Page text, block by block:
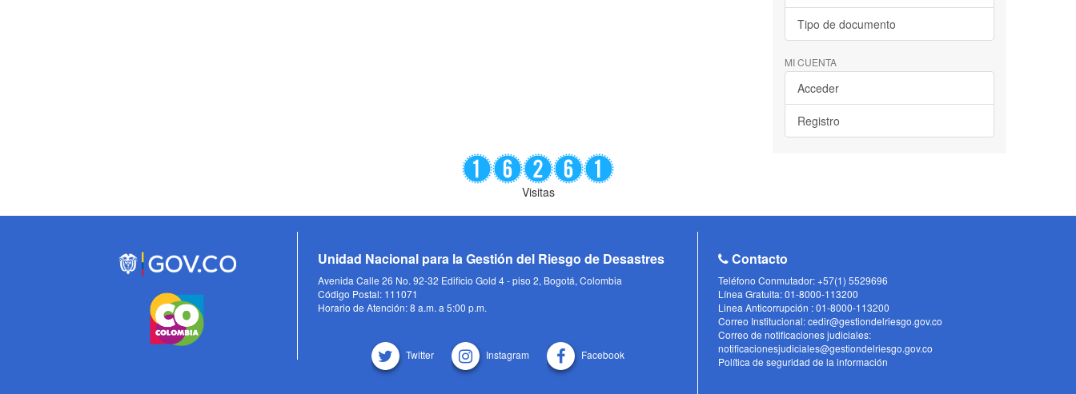
Tipo de documento
MI CUENTA
Acceder
Registro
Visitas
Unidad Nacional para la Gestión del Riesgo de Desastres
Avenida Calle 26 No. 92-32 Edificio Gold 4 - piso 2, Bogotá, Colombia
Código Postal: 111071
Horario de Atención: 8 a.m. a 5:00 p.m.
Twitter Instagram Facebook
Contacto
Teléfono Conmutador: +57(1) 5529696
Línea Gratuita: 01-8000-113200
Linea Anticorrupción : 01-8000-113200
Correo Institucional: cedir@gestiondelriesgo.gov.co
Correo de notificaciones judiciales:
notificacionesjudiciales@gestiondelriesgo.gov.co
Política de seguridad de la información